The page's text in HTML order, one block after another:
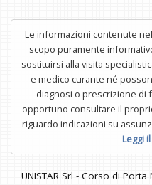
Le informazioni contenute
scopo puramente
sostituirsi alla visita
e medico curante né
diagnosi o prescrizione di
opportuno consultare il
riguardo indicazioni su
Leggi
UNISTAR Srl - Corso di